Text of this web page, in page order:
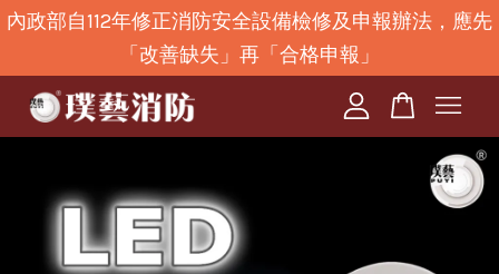
內政部自112年修正消防安全設備檢修及申報辦法，應先
「改善缺失」再「合格申報」
您的購物車目前還是空的。